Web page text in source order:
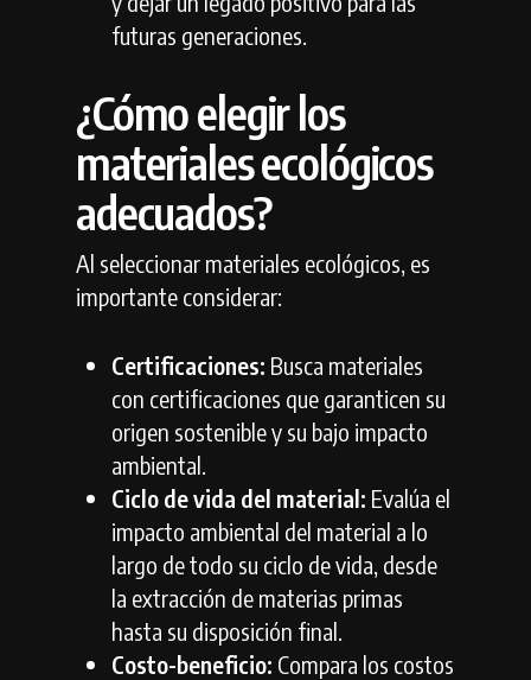
futuras generaciones.
¿Cómo elegir los
materiales ecológicos
adecuados?
Al seleccionar materiales ecológicos, es
importante considerar:
Certificaciones: Busca materiales
con certificaciones que garanticen su
origen sostenible y su bajo impacto
ambiental.
Ciclo de vida del material: Evalúa el
impacto ambiental del material a lo
largo de todo su ciclo de vida, desde
la extracción de materias primas
hasta su disposición final.
Costo-beneficio: Compara los costos